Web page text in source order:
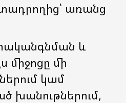
առանց
և
միջոցը մի
կամ
խանութներում,